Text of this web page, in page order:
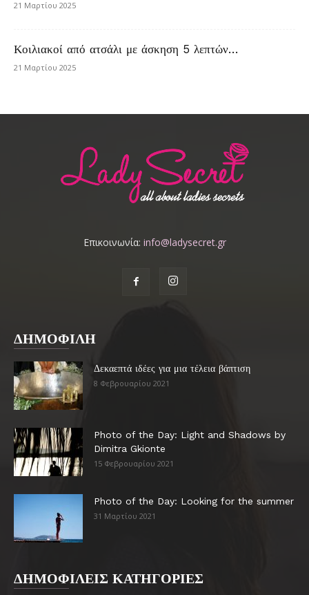
21 Μαρτίου 2025
Κοιλιακοί από ατσάλι με άσκηση 5 λεπτών…
21 Μαρτίου 2025
Επικοινωνία: info@ladysecret.gr
ΔΗΜΟΦΙΛΗ
Δεκαεπτά ιδέες για μια τέλεια βάπτιση
8 Φεβρουαρίου 2021
Photo of the Day: Light and Shadows by
Dimitra Gkionte
15 Φεβρουαρίου 2021
Photo of the Day: Looking for the summer
31 Μαρτίου 2021
ΔΗΜΟΦΙΛΕΙΣ ΚΑΤΗΓΟΡΙΕΣ